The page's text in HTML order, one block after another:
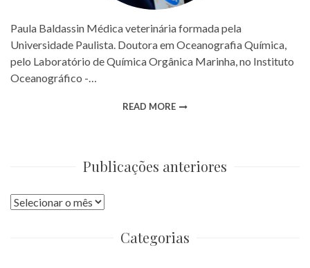
Paula Baldassin Médica veterinária formada pela
Universidade Paulista. Doutora em Oceanografia Química,
pelo Laboratório de Química Orgânica Marinha, no Instituto
Oceanográfico -…
READ MORE
Publicações anteriores
Publicações
Categorias